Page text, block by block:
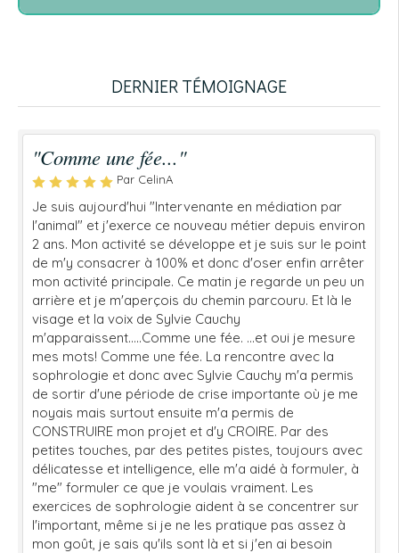
DERNIER TÉMOIGNAGE
"Comme une fée..."
Par CelinA
Je suis aujourd'hui "Intervenante en médiation par
l'animal" et j'exerce ce nouveau métier depuis environ
2 ans. Mon activité se développe et je suis sur le point
de m'y consacrer à 100% et donc d'oser enfin arrêter
mon activité principale. Ce matin je regarde un peu un
arrière et je m'aperçois du chemin parcouru. Et là le
visage et la voix de Sylvie Cauchy
m'apparaissent.....Comme une fée. ...et oui je mesure
mes mots! Comme une fée. La rencontre avec la
sophrologie et donc avec Sylvie Cauchy m'a permis
de sortir d'une période de crise importante où je me
noyais mais surtout ensuite m'a permis de
CONSTRUIRE mon projet et d'y CROIRE. Par des
petites touches, par des petites pistes, toujours avec
délicatesse et intelligence, elle m'a aidé à formuler, à
"me" formuler ce que je voulais vraiment. Les
exercices de sophrologie aident à se concentrer sur
l'important, même si je ne les pratique pas assez à
mon goût, je sais qu'ils sont là et si j'en ai besoin